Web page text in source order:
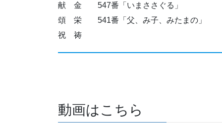
献 金 547番「いまささぐる」
頌 栄 541番「父、み子、みたまの」
祝 祷
動画はこちら